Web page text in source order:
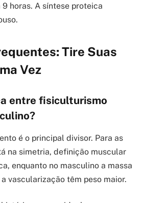
horas. A síntese proteica
Tire Suas
Vez
entre fisiculturismo
é o principal divisor. Para as
na simetria, definição muscular
enquanto no masculino a massa
vascularização têm peso maior.